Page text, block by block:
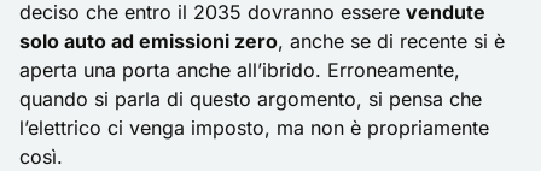
deciso che entro il 2035 dovranno essere vendute
solo auto ad emissioni zero, anche se di recente si è
aperta una porta anche all’ibrido. Erroneamente,
quando si parla di questo argomento, si pensa che
l’elettrico ci venga imposto, ma non è propriamente
così.